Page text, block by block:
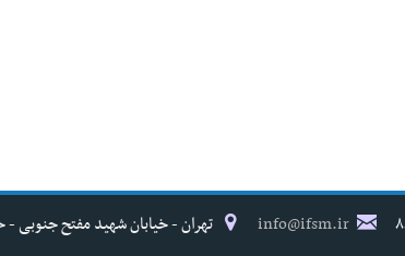
info@ifsm.ir تهران - خیابان شهید مفتح جنوبی - خیابان ورزنده -